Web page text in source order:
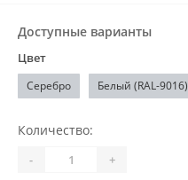
Доступные варианты
Цвет
Серебро Белый (RAL-9016)
Количество:
- +